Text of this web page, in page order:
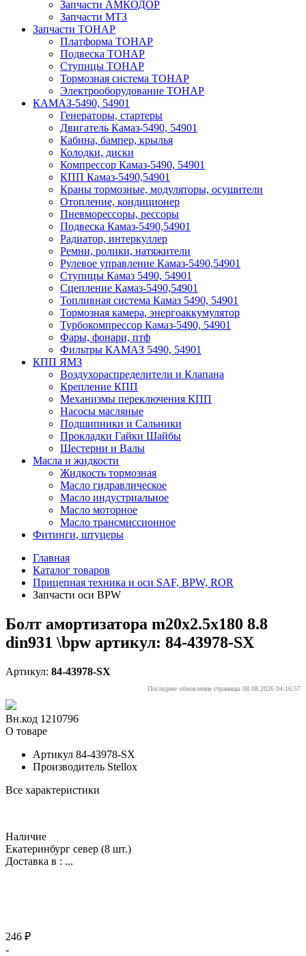
Запчасти АМКОДОР
Запчасти МТЗ
Запчасти ТОНАР
Платформа ТОНАР
Подвеска ТОНАР
Ступицы ТОНАР
Тормозная система ТОНАР
Электрооборудование ТОНАР
КАМАЗ-5490, 54901
Генераторы, стартеры
Двигатель Камаз-5490, 54901
Кабина, бампер, крылья
Колодки, диски
Компрессор Камаз-5490, 54901
КПП Камаз-5490,54901
Краны тормозные, модуляторы, осушители
Отопление, кондиционер
Пневморессоры, рессоры
Подвеска Камаз-5490,54901
Радиатор, интеркуллер
Ремни, ролики, натяжители
Рулевое управление Камаз-5490,54901
Ступицы Камаз 5490, 54901
Сцепление Камаз-5490,54901
Топливная система Камаз 5490, 54901
Тормозная камера, энергоаккумулятор
Турбокомпрессор Камаз-5490, 54901
Фары, фонари, птф
Фильтры КАМАЗ 5490, 54901
КПП ЯМЗ
Воздухораспределители и Клапана
Крепление КПП
Механизмы переключения КПП
Насосы масляные
Подшипники и Сальники
Прокладки Гайки Шайбы
Шестерни и Валы
Масла и жидкости
Жидкость тормозная
Масло гидравлическое
Масло индустриальное
Масло моторное
Масло трансмиссионное
Фитинги, штуцеры
Главная
Каталог товаров
Прицепная техника и оси SAF, BPW, ROR
Запчасти оси BPW
Болт амортизатора m20x2.5x180 8.8
din931 \bpw артикул: 84-43978-SX
Артикул: 84-43978-SX
Последнее обновление страницы 08.08.2026 04:16:57
Вн.код 1210796
О товаре
Артикул 84-43978-SX
Производитель Stellox
Все характеристики
Наличие
Екатеринбург север (8 шт.)
Доставка в : ...
246 ₽
-